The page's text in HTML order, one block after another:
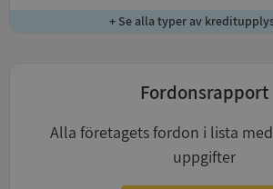
+ Se alla typer av
Fordonsrapport
Alla företagets fordon i lista
uppgifter